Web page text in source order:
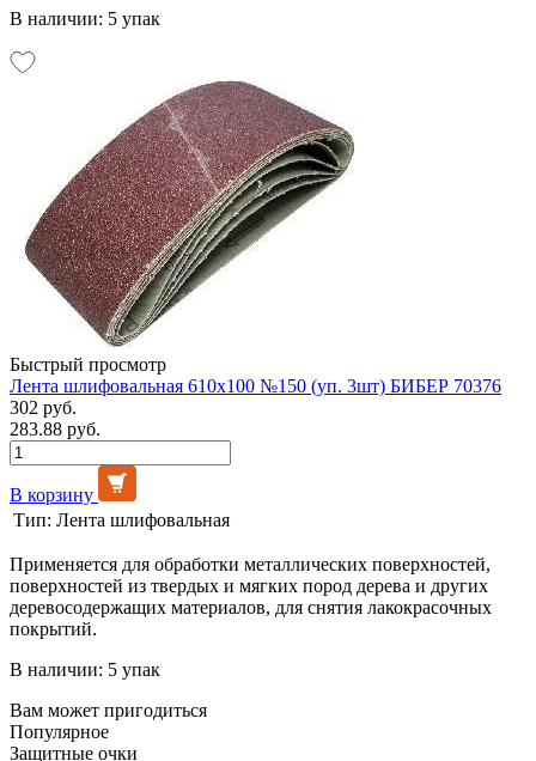
В наличии: 5 упак
Быстрый просмотр
Лента шлифовальная 610х100 №150 (уп. 3шт) БИБЕР 70376
302 руб.
283.88 руб.
В корзину
Тип: Лента шлифовальная
Применяется для обработки металлических поверхностей,
поверхностей из твердых и мягких пород дерева и других
деревосодержащих материалов, для снятия лакокрасочных
покрытий.
В наличии: 5 упак
Вам может пригодиться
Популярное
Защитные очки